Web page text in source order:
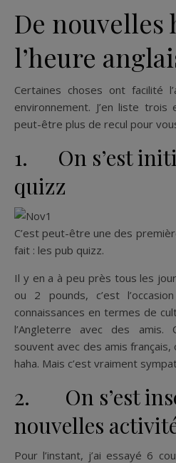
De nouvelles
l’heure
Certaines choses ont facilité
environnement. J’en liste
peut-être plus de recul pour
1. On s’est
quizz
C’est peut-être une des
fait : les pub quizz.
Il y en a à peu près tous les
ou 2 pounds, c’est
connaissances en termes de
l’Angleterre avec des amis.
souvent avec des amis
haha. Mais c’est vraiment
2. On s’est
nouvelles
Pour l’instant, j’ai essayé 6